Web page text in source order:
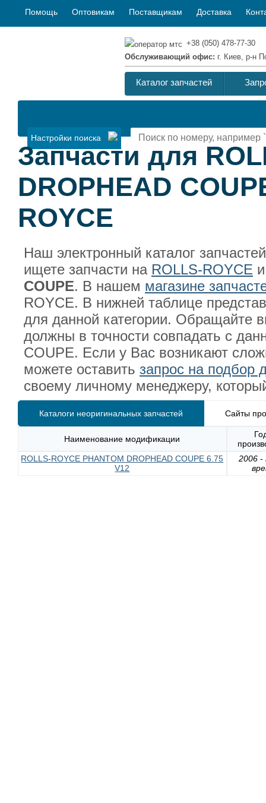
Помощь Оптовикам Поставщикам Доставка
+38 (050) 478-77-30
Обслуживающий офис: г. Киев, р-н
Каталог запчастей
Настройки поиска
Запчасти для
DROPHEAD
ROYCE
Наш электронный каталог
ищете запчасти на ROLLS-ROYCE
COUPE. В нашем магазине
ROYCE. В нижней таблице
для данной категории. Обращайте
должны в точности совпадать с
COUPE. Если у Вас возникают
можете оставить запрос на подбор
своему личному менеджеру,
Каталоги неоригинальных запчастей Сайты
Наименование модификации
ROLLS-ROYCE PHANTOM DROPHEAD COUPE 6.75
V12
2006 -